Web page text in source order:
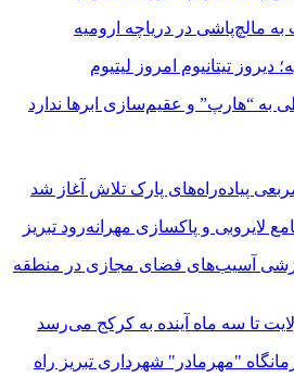
مالچ‌پاشی در دریاچه ارومیه
دیروز تیتانیوم امروز لیتیوم
به “هارپ” و عقیم‌سازی ابرها ندارد
لایروبی و پاکسازی مهرانه‌رود تبریز
آسیب‌های فضای مجازی در منطقه
"مهرمادر" شهرداری تبریز راه